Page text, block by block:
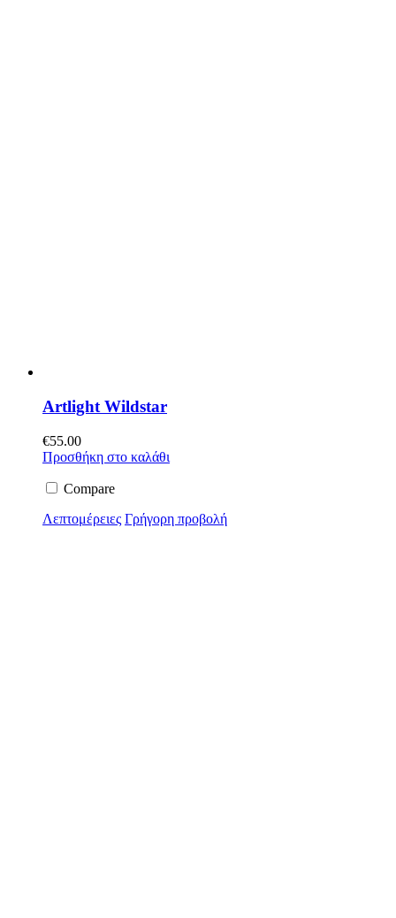
Artlight Wildstar
€55.00
Προσθήκη στο καλάθι
Compare
Λεπτομέρειες Γρήγορη προβολή